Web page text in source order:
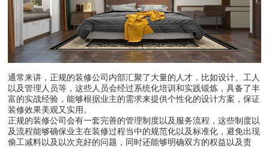
通常来讲，正规的装修公司内部汇聚了大量的人才，比如设计、工人
以及管理人员等，这些人员会经过系统化培训和实践锻炼，具备了丰
富的实战经验，能够根据业主的需求来提供个性化的设计方案，保证
装修效果美观又实用。
正规的装修公司会有一套完善的管理制度以及服务流程，这些制度以
及流程能够确保业主在装修过程当中的规范化以及标准化，避免出现
偷工减料以及以次充好的问题，同时还能够明确双方的权益以及责